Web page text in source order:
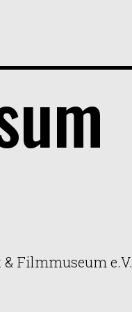
Filmmuseum e.V.